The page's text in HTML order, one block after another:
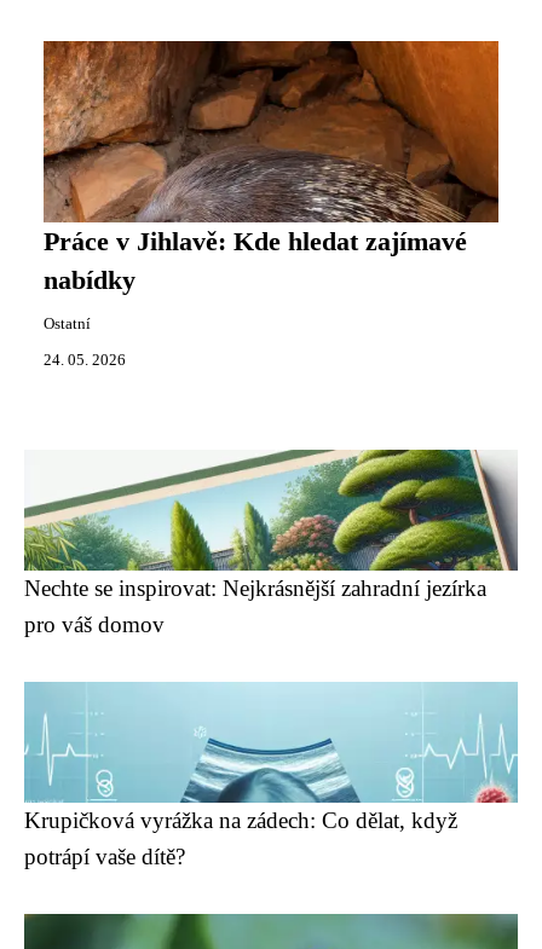
Práce v Jihlavě: Kde hledat zajímavé
nabídky
Ostatní
24. 05. 2026
Nechte se inspirovat: Nejkrásnější zahradní jezírka
pro váš domov
Krupičková vyrážka na zádech: Co dělat, když
potrápí vaše dítě?